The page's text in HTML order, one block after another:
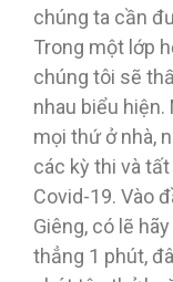
chúng ta cần
Trong một lớp
chúng tôi sẽ
nhau biểu
mọi thứ ở nhà,
các kỳ thi và
Covid-19. Vào
Giêng, có lẽ
thẳng 1 phút,